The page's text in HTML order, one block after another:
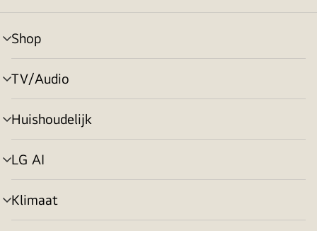
Shop
menu
in-/uitschakelen
TV/Audio
menu
in-/uitschakelen
Huishoudelijk
menu
in-/uitschakelen
LG AI
menu
in-/uitschakelen
Klimaat
menu
in-/uitschakelen